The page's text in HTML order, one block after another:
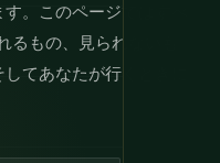
。このページではすべ
もの、見られないも
てあなたが行くときに